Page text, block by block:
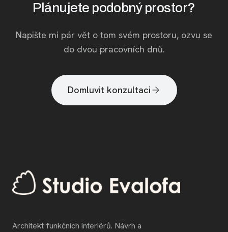
Plánujete podobný prostor?
Napište mi pár vět o tom svém prostoru, ozvu se
do dvou pracovních dnů.
Domluvit konzultaci
Architekt funkčních interiérů. Návrh a